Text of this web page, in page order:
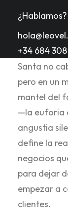
¿Hablamos?
+34 684
hostelero
Santa no
pero en un
mantel del
—la euforia
angustia
define la
negocios
para dejar
empezar a
clientes.